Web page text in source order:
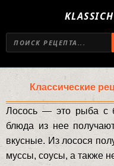
Классические
Лосось — это рыба с
блюда из нее
вкусные. Из лосося
муссы, соусы, а также